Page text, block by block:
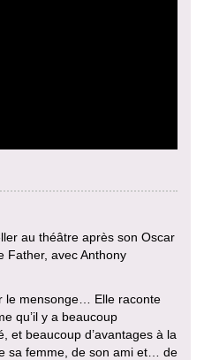
au théâtre après son Oscar
Father, avec Anthony
le mensonge… Elle raconte
qu’il y a beaucoup
et beaucoup d’avantages à la
sa femme, de son ami et… de